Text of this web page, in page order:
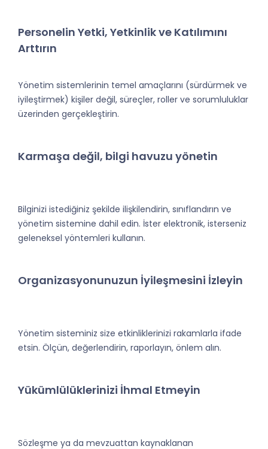
Personelin Yetki, Yetkinlik ve Katılımını
Arttırın
Yönetim sistemlerinin temel amaçlarını (sürdürmek ve
iyileştirmek) kişiler değil, süreçler, roller ve sorumluluklar
üzerinden gerçekleştirin.
Karmaşa değil, bilgi havuzu yönetin
Bilginizi istediğiniz şekilde ilişkilendirin, sınıflandırın ve
yönetim sistemine dahil edin. İster elektronik, isterseniz
geleneksel yöntemleri kullanın.
Organizasyonunuzun İyileşmesini İzleyin
Yönetim sisteminiz size etkinliklerinizi rakamlarla ifade
etsin. Ölçün, değerlendirin, raporlayın, önlem alın.
Yükümlülüklerinizi İhmal Etmeyin
Sözleşme ya da mevzuattan kaynaklanan